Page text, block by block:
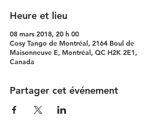
Heure et lieu
08 mars 2018, 20 h 00
Cosy Tango de Montréal, 2164 Boul de
Maisonneuve E, Montréal, QC H2K 2E1,
Canada
Partager cet événement